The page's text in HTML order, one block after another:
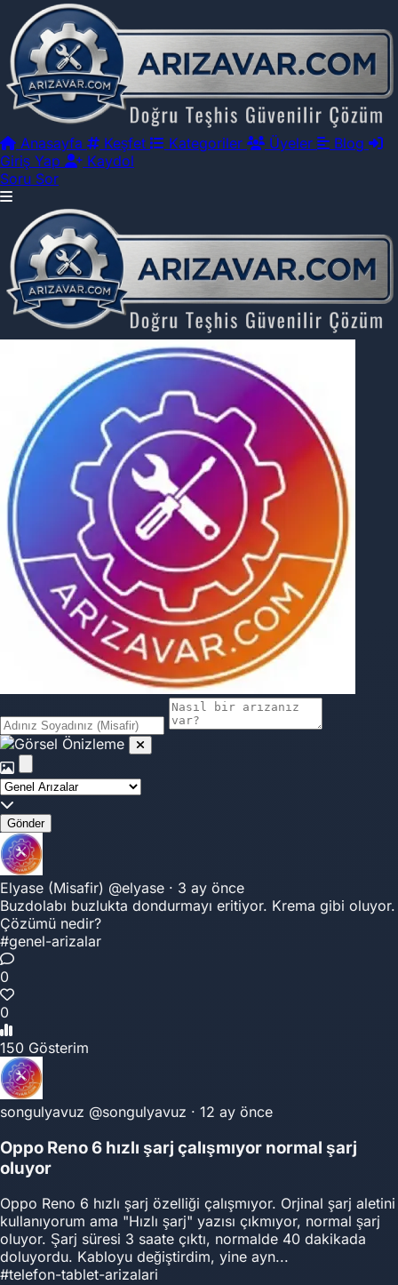
Anasayfa Keşfet Kategoriler Üyeler
Blog
Giriş Yap
Kaydol
Soru Sor
Gönder
Elyase (Misafir) @elyase · 3 ay önce
Buzdolabı buzlukta dondurmayı eritiyor. Krema gibi oluyor.
Çözümü nedir?
#genel-arizalar
0
0
150 Gösterim
songulyavuz @songulyavuz · 12 ay önce
Oppo Reno 6 hızlı şarj çalışmıyor normal şarj
oluyor
Oppo Reno 6 hızlı şarj özelliği çalışmıyor. Orjinal şarj aletini
kullanıyorum ama "Hızlı şarj" yazısı çıkmıyor, normal şarj
oluyor. Şarj süresi 3 saate çıktı, normalde 40 dakikada
doluyordu. Kabloyu değiştirdim, yine ayn...
#telefon-tablet-arizalari